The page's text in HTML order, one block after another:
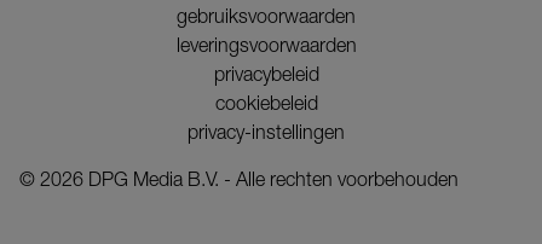
gebruiksvoorwaarden
leveringsvoorwaarden
privacybeleid
cookiebeleid
privacy-instellingen
© 2026 DPG Media B.V. - Alle rechten voorbehouden